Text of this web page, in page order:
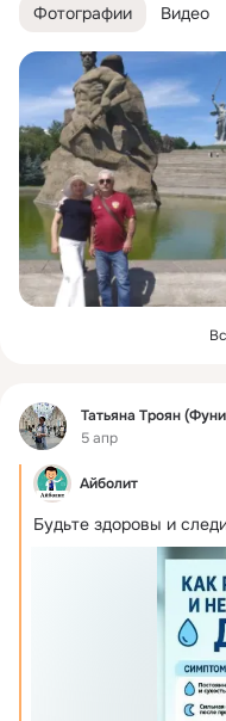
Фотографии Видео
Фид Татьяна Троян
5 апр
Айболит
Будьте здоровы и